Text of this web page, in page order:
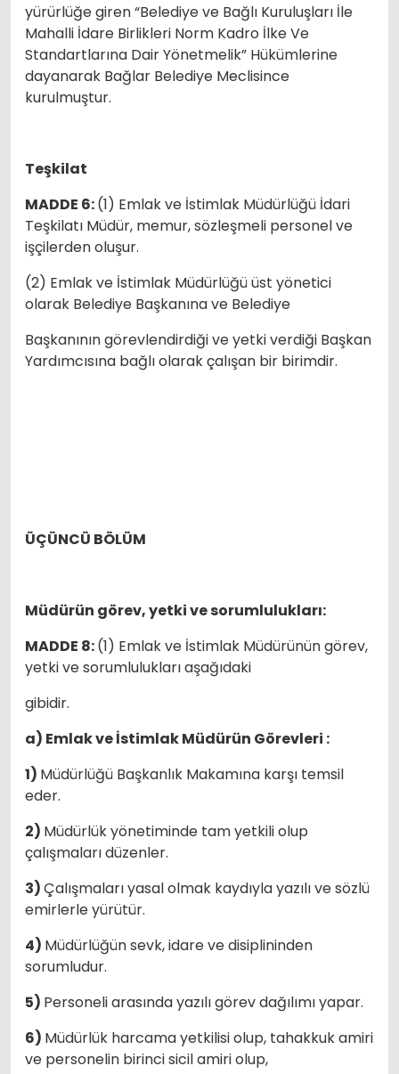
yürürlüğe giren “Belediye ve Bağlı Kuruluşları İle
Mahalli İdare Birlikleri Norm Kadro İlke Ve
Standartlarına Dair Yönetmelik” Hükümlerine
dayanarak Bağlar Belediye Meclisince
kurulmuştur.
Teşkilat
MADDE 6:(1) Emlak ve İstimlak Müdürlüğü İdari
Teşkilatı Müdür, memur, sözleşmeli personel ve
işçilerden oluşur.
(2) Emlak ve İstimlak Müdürlüğü üst yönetici
olarak Belediye Başkanına ve Belediye
Başkanının görevlendirdiği ve yetki verdiği Başkan
Yardımcısına bağlı olarak çalışan bir birimdir.
ÜÇÜNCÜ BÖLÜM
Müdürün görev, yetki ve sorumlulukları:
MADDE 8:(1) Emlak ve İstimlak Müdürünün görev,
yetki ve sorumlulukları aşağıdaki
gibidir.
a) Emlak ve İstimlak Müdürün Görevleri :
1) Müdürlüğü Başkanlık Makamına karşı temsil
eder.
2) Müdürlük yönetiminde tam yetkili olup
çalışmaları düzenler.
3)Çalışmaları yasal olmak kaydıyla yazılı ve sözlü
emirlerle yürütür.
4) Müdürlüğün sevk, idare ve disiplininden
sorumludur.
5) Personeli arasında yazılı görev dağılımı yapar.
6) Müdürlük harcama yetkilisi olup, tahakkuk amiri
ve personelin birinci sicil amiri olup,